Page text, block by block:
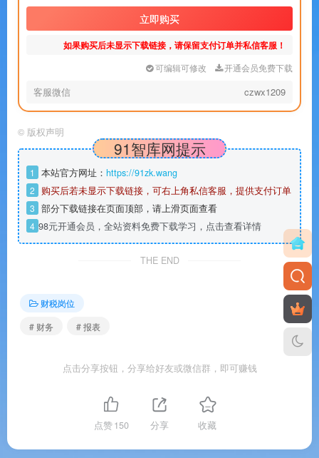
立即购买
如果购买后未显示下载链接，请保留支付订单并私信客服！
可编辑可修改 开通会员免费下载
客服微信 czwx1209
© 版权声明
91智库网提示
1 本站官方网址： https://91zk.wang
2 购买后若未显示下载链接，可右上角私信客服，提供支付订单
3 部分下载链接在页面顶部，请上滑页面查看
4 98元开通会员，全站资料免费下载学习，点击查看详情
THE END
财税岗位
# 财务
# 报表
点击分享按钮，分享给好友或微信群，即可赚钱
点赞150 分享 收藏